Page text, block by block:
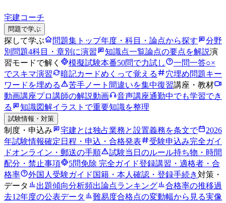
宅建コーチ
問題で学ぶ
探して学ぶ 問題集トップ年度・科目・論点から探す
分野
別問題4科目・章別に演習 知識点一覧論点の要点を解説演
習モードで解く
模擬試験本番50問で力試し 一問一答○×
でスキマ演習
暗記カードめくって覚える 穴埋め問題キー
ワードを埋める
苦手ノート 間違いを集中復習講座・教材
動画講座プロ講師の解説動画 音声講座通勤中でも学習でき
る
知識図解イラストで重要知識を整理
試験情報・対策
制度・申込み 宅建とは独占業務と設置義務を条文で
2026
年試験情報確定日程・申込・合格発表
受験申込み完全ガイ
ドオンライン・郵送の手順 試験当日のルール持ち物・時間
配分・禁止事項
5問免除 完全ガイド登録講習・適格者・合
格率
外国人受験ガイド 国籍・本人確認・登録手続き対策・
データ
出題傾向分析頻出論点ランキング 合格率の推移過
去12年度の公表データ
難易度合格点の変動幅から見る実像